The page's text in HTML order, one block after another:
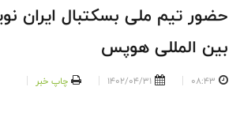
حضور تیم ملی بسکتبال ایران
بین المللی هوپس
08:43
1402/04/31 چاپ خبر